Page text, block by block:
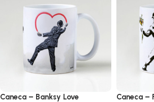
Caneca – Banksy Love
Caneca –